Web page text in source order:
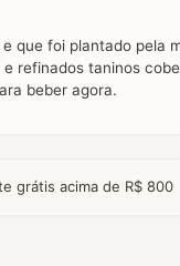
foi plantado
refinados taninos
beber agora.
grátis acima de R$ 800